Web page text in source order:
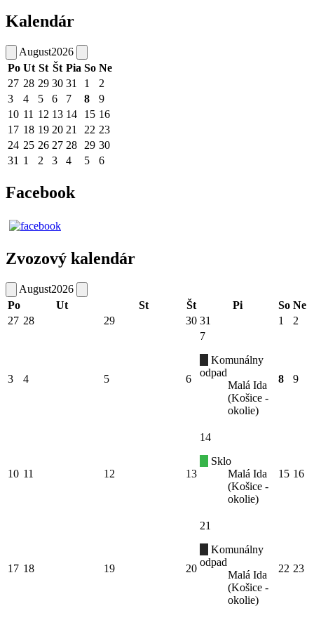
Kalendár
August2026
Po Ut St Št Pia So Ne
27 28 29 30 31 1
2
3
4 5 6 7 8
9
10 11 12 13 14 15 16
17 18 19 20 21 22 23
24 25 26 27 28 29 30
31 1 2 3 4 5 6
Facebook
Zvozový kalendár
August2026
Po
Ut St Št Pi So Ne
27 28 29 30 31 1 2
3 4 5 6
7
Komunálny
odpad
Malá Ida
(Košice -
okolie)
8 9
10 11 12 13
14
Sklo
Malá Ida
(Košice -
okolie)
15 16
17 18 19 20
21
Komunálny
odpad
Malá Ida
(Košice -
okolie)
22 23